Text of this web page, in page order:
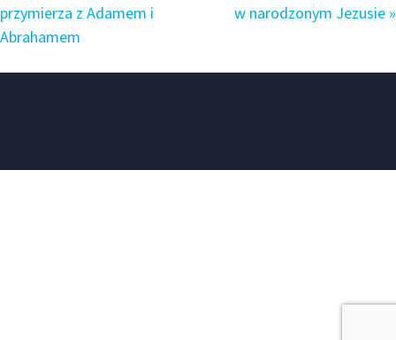
przymierza z Adamem i
Abrahamem
w narodzonym Jezusie »